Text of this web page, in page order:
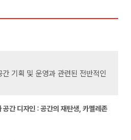
간 기획 및 운영과 관련된 전반적인
간 디자인 : 공간의 재탄생, 카멜레존